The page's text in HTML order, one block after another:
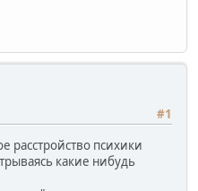
#1
расстройство психики
какие нибудь